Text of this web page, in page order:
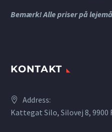
Bemærk! Alle priser på
KONTAKT
Address:
Kattegat Silo, Silovej 8, 9900